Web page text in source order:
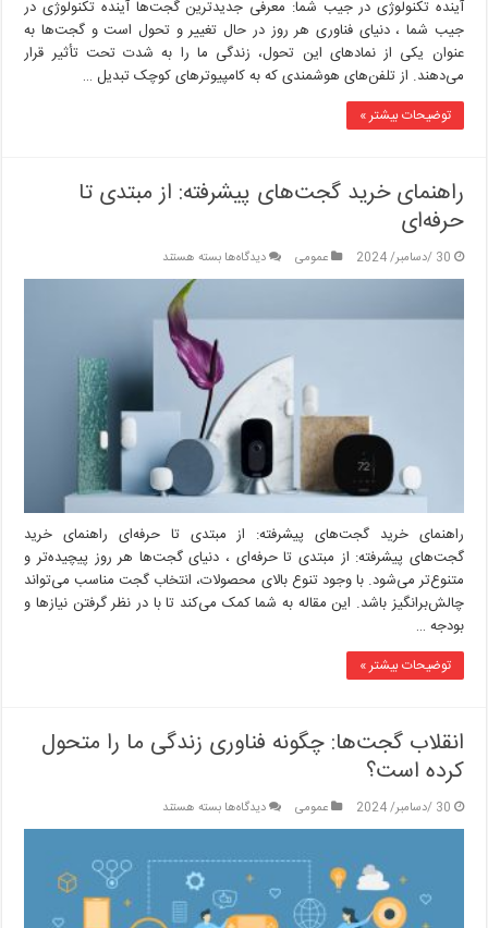
آینده تکنولوژی در جیب شما: معرفی جدیدترین گجت‌ها آینده تکنولوژی در
جیب شما ، دنیای فناوری هر روز در حال تغییر و تحول است و گجت‌ها به
عنوان یکی از نمادهای این تحول، زندگی ما را به شدت تحت تأثیر قرار
می‌دهند. از تلفن‌های هوشمندی که به کامپیوترهای کوچک تبدیل …
توضیحات بیشتر »
راهنمای خرید گجت‌های پیشرفته: از مبتدی تا
حرفه‌ای
30 /دسامبر/ 2024 عمومی دیدگاه‌هابرای
راهنمای
گجت‌های
پیشرفته:
از
مبتدی
تا
حرفه‌ای
بسته هستند
راهنمای خرید گجت‌های پیشرفته: از مبتدی تا حرفه‌ای راهنمای خرید
گجت‌های پیشرفته: از مبتدی تا حرفه‌ای ، دنیای گجت‌ها هر روز پیچیده‌تر و
متنوع‌تر می‌شود. با وجود تنوع بالای محصولات، انتخاب گجت مناسب می‌تواند
چالش‌برانگیز باشد. این مقاله به شما کمک می‌کند تا با در نظر گرفتن نیازها و
بودجه …
توضیحات بیشتر »
انقلاب گجت‌ها: چگونه فناوری زندگی ما را متحول
کرده است؟
30 /دسامبر/ 2024 عمومی دیدگاه‌هابرای
انقلاب
چگونه
فناوری
زندگی
بسته هستند